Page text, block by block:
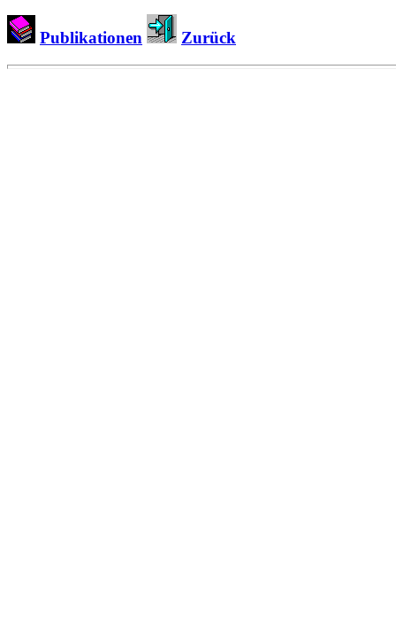
Publikationen Zurück